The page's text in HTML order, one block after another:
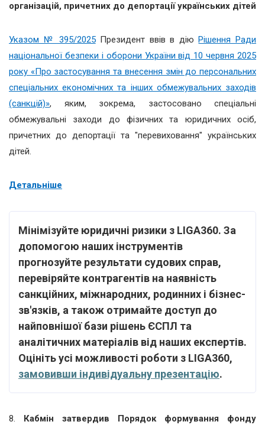
організацій, причетних до депортації українських дітей
Указом № 395/2025Президент ввів в діюРішення Ради
національної безпеки і оборони України від 10 червня 2025
року «Про застосування та внесення змін до персональних
спеціальних економічних та інших обмежувальних заходів
(санкцій)», яким, зокрема, застосовано спеціальні
обмежувальні заходи до фізичних та юридичних осіб,
причетних до депортації та "перевиховання" українських
дітей.
Детальніше
Мінімізуйте юридичні ризики з LIGA360. За
допомогою наших інструментів
прогнозуйте результати судових справ,
перевіряйте контрагентів на наявність
санкційних, міжнародних, родинних і бізнес-
зв'язків, а також отримайте доступ до
найповнішої бази рішень ЄСПЛ та
аналітичних матеріалів від наших експертів.
Оцініть усі можливості роботи з LIGA360,
замовивши індивідуальну презентацію.
8. Кабмін затвердив Порядок формування фонду